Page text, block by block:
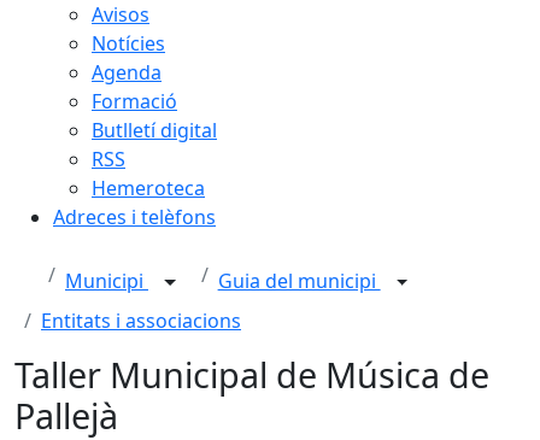
Avisos
Notícies
Agenda
Formació
Butlletí digital
RSS
Hemeroteca
Adreces i telèfons
Municipi
Guia del municipi
Entitats i associacions
Taller Municipal de Música de
Pallejà